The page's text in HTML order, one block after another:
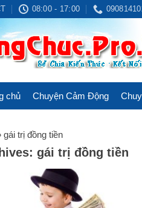
08:00 - 17:00
chủ Chuyện Cảm Động
gái trị đồng tiền
gái trị đồng tiền